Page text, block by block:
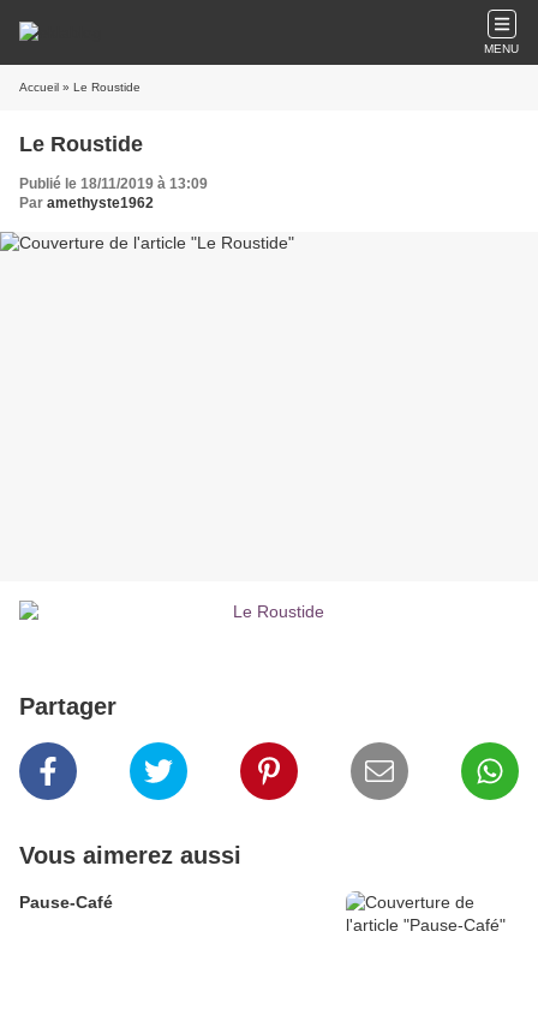
MENU
Accueil » Le Roustide
Le Roustide
Publié le 18/11/2019 à 13:09
Par amethyste1962
Partager
Vous aimerez aussi
Pause-Café